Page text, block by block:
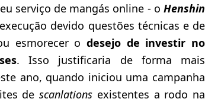
serviço de mangás online - o Henshin
devido questões técnicas e de
esmorecer o desejo de investir no
. Isso justificaria de forma mais
ano, quando iniciou uma campanha
descanlations existentes a rodo na